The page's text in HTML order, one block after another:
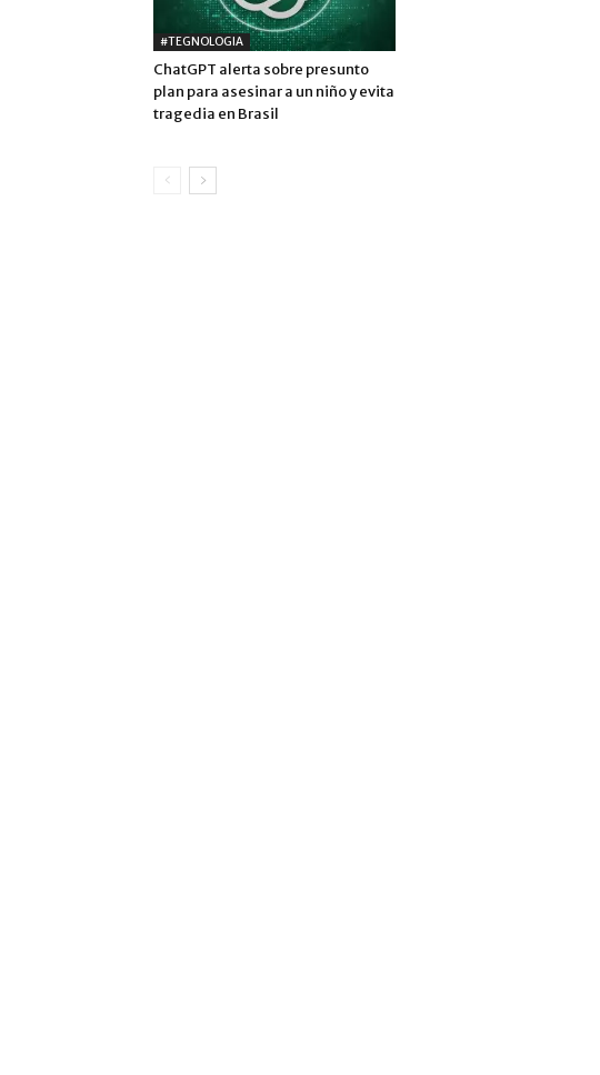
#TEGNOLOGIA
ChatGPT alerta sobre presunto
plan para asesinar a un niño y evita
tragedia en Brasil